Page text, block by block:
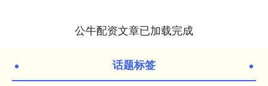
公牛配资文章已加载完成
话题标签